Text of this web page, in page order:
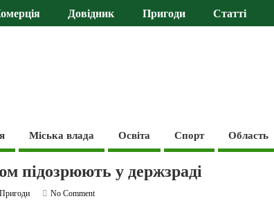
Довідник Пригоди Статті
Міська влада Освіта Спорт Область
підозрюють у держзраді
Пригоди
No Comment